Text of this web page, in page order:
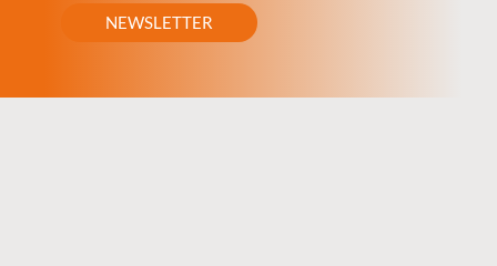
NEWSLETTER